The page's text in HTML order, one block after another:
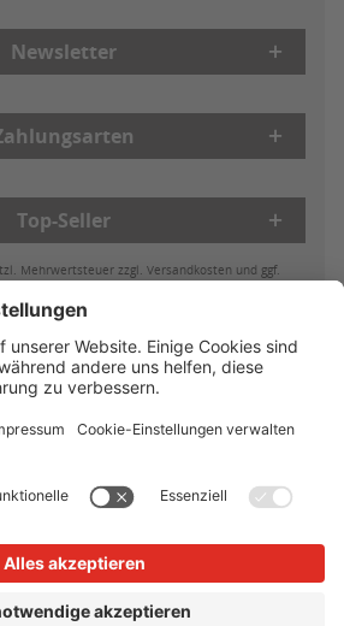
Newsletter
Top-Seller
Mehrwertsteuer zzgl. Versandkosten und ggf.
Widerruf
Reklamationen
Impressum Vertrag widerrufen